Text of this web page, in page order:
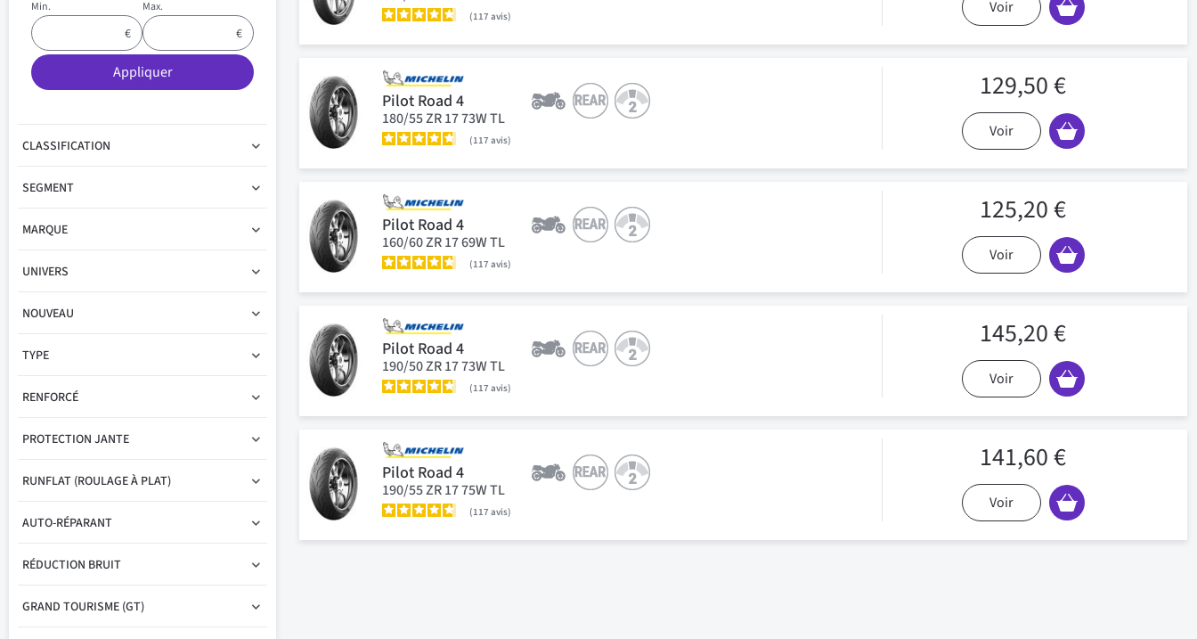
117avis Voir
Pilot Road 4
180/55 ZR 17 73W TL
117avis
129,50 €
Voir
Pilot Road 4
160/60 ZR 17 69W TL
117avis
125,20 €
Voir
Pilot Road 4
190/50 ZR 17 73W TL
117avis
145,20 €
Voir
Pilot Road 4
190/55 ZR 17 75W TL
117avis
141,60 €
Voir
Min. Max.
Appliquer
CLASSIFICATION
SEGMENT
MARQUE
UNIVERS
NOUVEAU
TYPE
RENFORCÉ
PROTECTION JANTE
RUNFLAT (ROULAGE À PLAT)
AUTO-RÉPARANT
RÉDUCTION BRUIT
GRAND TOURISME (GT)